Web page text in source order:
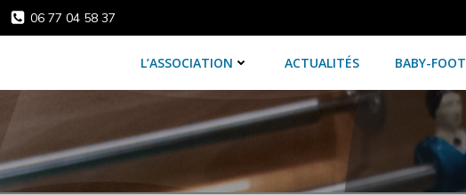
06 77 04 58 37
L’ASSOCIATION ACTUALITÉS BABY-FOOT